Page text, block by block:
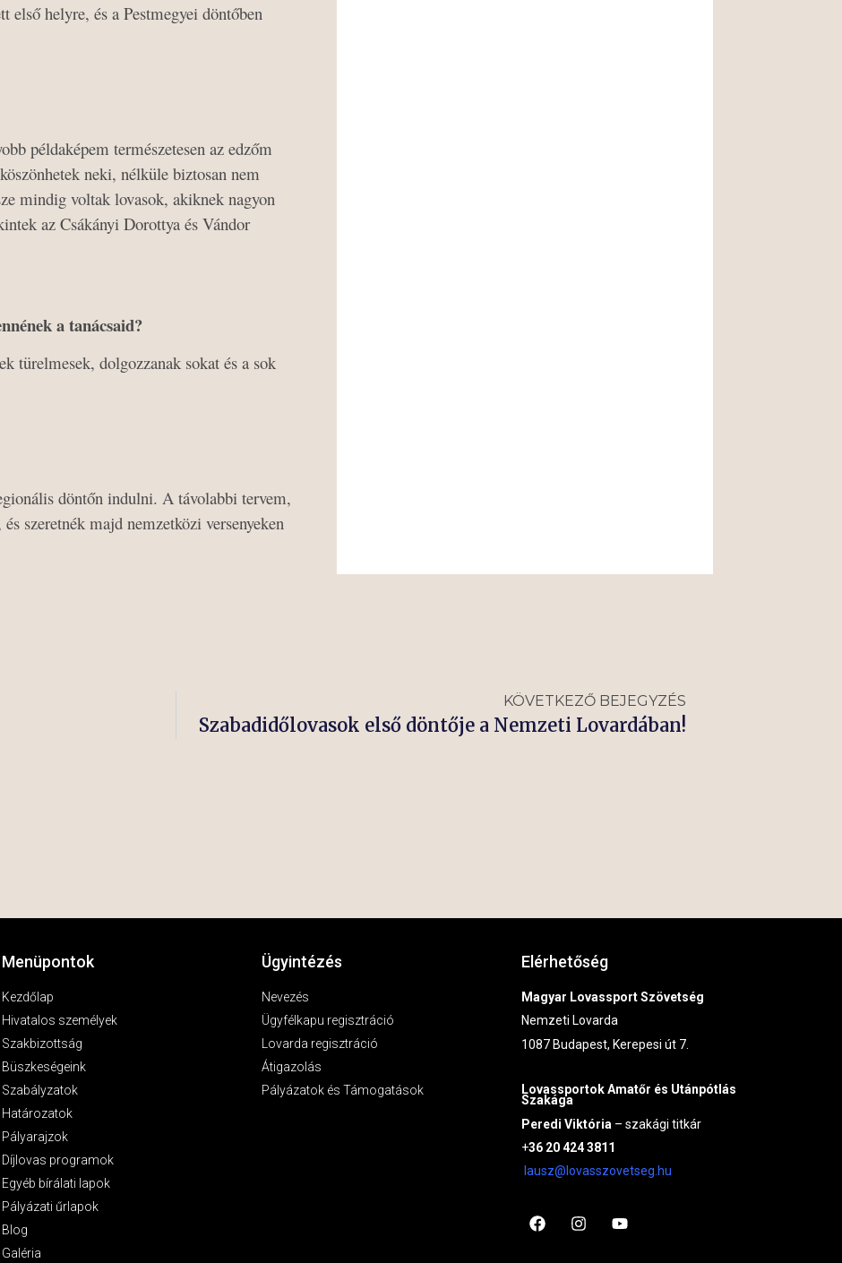
első helyre, és a Pestmegyei döntőben
példaképem természetesen az edzőm
neki, nélküle biztosan nem
mindig voltak lovasok, akiknek nagyon
az Csákányi Dorottya és Vándor
a tanácsaid?
türelmesek, dolgozzanak sokat és a sok
döntőn indulni. A távolabbi tervem,
szeretnék majd nemzetközi versenyeken
KÖVETKEZŐ BEJEGYZÉS
Szabadidőlovasok első döntője a Nemzeti Lovardában!
Menüpontok
Kezdőlap
Hivatalos személyek
Szakbizottság
Büszkeségeink
Szabályzatok
Határozatok
Pályarajzok
Díjlovas programok
Egyéb bírálati lapok
Pályázati űrlapok
Blog
Galéria
Ügyintézés
Nevezés
Ügyfélkapu regisztráció
Lovarda regisztráció
Átigazolás
Pályázatok és Támogatások
Elérhetőség
Magyar Lovassport Szövetség
Nemzeti Lovarda
1087 Budapest, Kerepesi út 7.
LovassportokAmatőr és Utánpótlás
Szakága
Peredi Viktória – szakági titkár
+36 20 424 3811
lausz@lovasszovetseg.hu